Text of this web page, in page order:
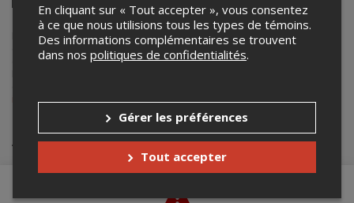
Facebook LinkedinPinterestEnvoyer
par
courriel
Lepointdevente.com agit à titre de mandataire pourTAVERNE TOUR
dans le cadre de l’affichage en ligne et la vente de billets pour ses
événements.
info@tavernetour.ca.
Achat de billets
En cliquant sur « Tout accepter », vous consentez
à ce que nous utilisions tous les types de témoins.
Des informations complémentaires se trouvent
dans nos politiques de confidentialités.
Gérer les préférences
Tout accepter